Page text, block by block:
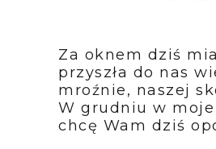
Za oknem dziś
przyszła do nas
mroźnie, naszej
W grudniu w moje
chcę Wam dziś